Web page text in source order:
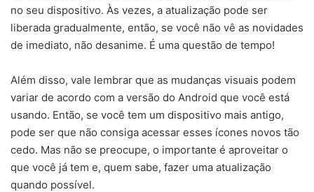
no seu dispositivo. Às vezes, a atualização pode ser
liberada gradualmente, então, se você não vê as novidades
de imediato, não desanime. É uma questão de tempo!
Além disso, vale lembrar que as mudanças visuais podem
variar de acordo com a versão do Android que você está
usando. Então, se você tem um dispositivo mais antigo,
pode ser que não consiga acessar esses ícones novos tão
cedo. Mas não se preocupe, o importante é aproveitar o
que você já tem e, quem sabe, fazer uma atualização
quando possível.